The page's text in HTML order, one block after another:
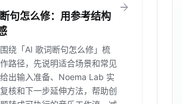
句怎么修：用参考结构
绕「AI 歌词断句怎么修」梳
路径，先说明适合场景和常见
出输入准备、Noema Lab 实
核和下一步延伸方法，帮助创
arrow_forward